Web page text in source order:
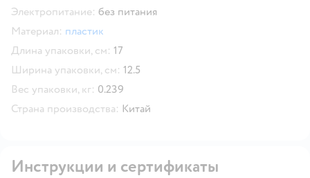
Электропитание: без питания
Материал: пластик
Длина упаковки, см: 17
Ширина упаковки, см: 12.5
Вес упаковки, кг: 0.239
Страна производства: Китай
Инструкции и сертификаты